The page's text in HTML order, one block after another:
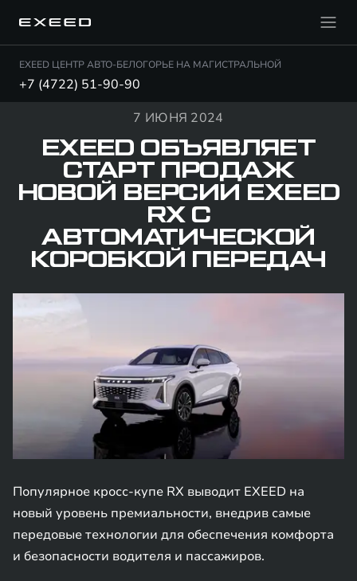
EXEED ЦЕНТР АВТО-БЕЛОГОРЬЕ НА МАГИСТРАЛЬНОЙ
+7 (4722) 51-90-90
7 ИЮНЯ 2024
EXEED ОБЪЯВЛЯЕТ
СТАРТ ПРОДАЖ
НОВОЙ ВЕРСИИ EXEED
RX С
АВТОМАТИЧЕСКОЙ
КОРОБКОЙ ПЕРЕДАЧ
Популярное кросс-купе RX выводит EXEED на
новый уровень премиальности, внедрив самые
передовые технологии для обеспечения комфорта
и безопасности водителя и пассажиров.